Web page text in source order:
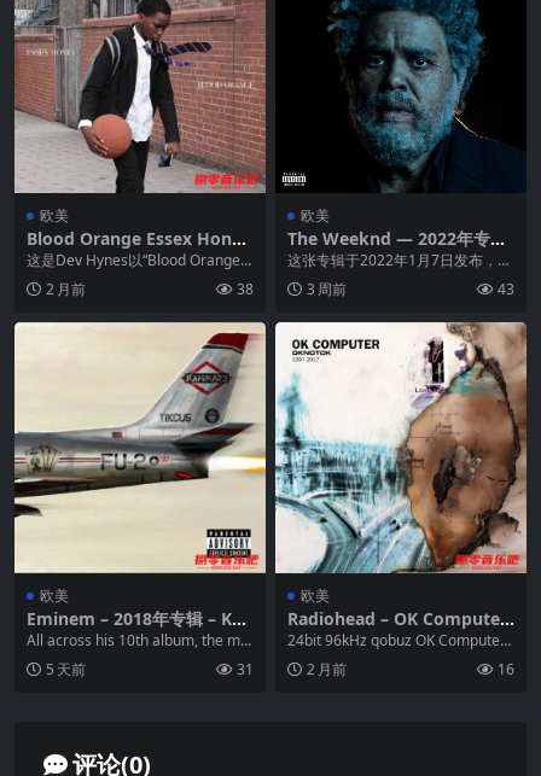
欧美
Blood Orange Essex Honey
(2025) FLAC 24bit 96kHz q
obuz
这是Dev Hynes以“Blood Orange”
为名推出的第五张录音室专辑，...
2 月前 38
欧美
The Weeknd — 2022年专辑
— Dawn FM flac
这张专辑于2022年1月7日发布，是
The Weeknd的第五张录音室专
辑，继续...
3 周前 43
欧美
Eminem – 2018年专辑 – Ka
mikaze -Flac
All across his 10th album, the mo
re thin...
5 天前 31
欧美
Radiohead – OK Computer
OKNOTOK 1997 2017 FLAC
Hi-Res
24bit 96kHz qobuz OK Computer
OKNOTOK 19...
2 月前 16
评论(0)